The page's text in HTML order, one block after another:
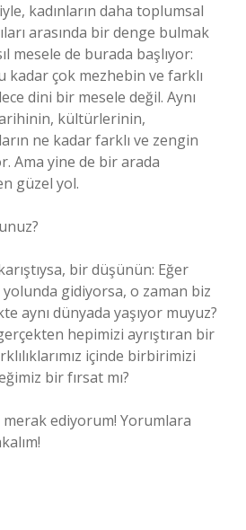
kadınların daha toplumsal
arasında bir denge bulmak
mesele de burada başlıyor:
kadar çok mezhebin ve farklı
dini bir mesele değil. Aynı
kültürlerinin,
ne kadar farklı ve zengin
Ama yine de bir arada
güzel yol.
bir düşünün: Eğer
gidiyorsa, o zaman biz
aynı dünyada yaşıyor muyuz?
hepimizi ayrıştıran bir
içinde birbirimizi
bir fırsat mı?
ediyorum! Yorumlara